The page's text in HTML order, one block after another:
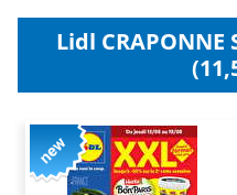
Lidl CRAPONNE